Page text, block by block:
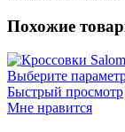
Похожие
Выберите
Быстрый просмотр
Мне нравится